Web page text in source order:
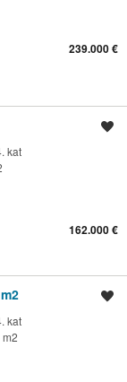
239.000 €
kat
162.000 €
kat